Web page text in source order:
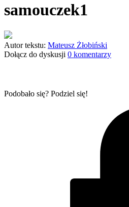
samouczek1
Autor tekstu: Mateusz Żłobiński
Dołącz do dyskusji 0 komentarzy
Podobało się? Podziel się!